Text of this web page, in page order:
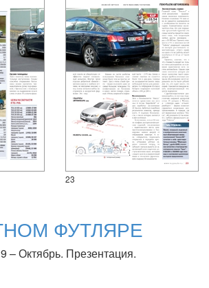
23
ФУТЛЯРЕ
– Октябрь. Презентация.